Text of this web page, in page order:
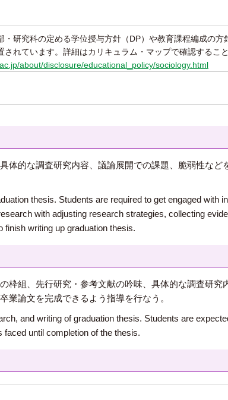
・研究科の定める学位授与方針（DP）や教育課程編成の方
されています。詳細はカリキュラム・マップで確認すること
about/disclosure/educational_policy/sociology.html
的な調査研究内容、議論展開での課題、脆弱性など
thesis. Students are required to get engaged with
with adjusting research strategies, collecting
writing up graduation thesis.
枠組、先行研究・参考文献の吟味、具体的な調査研究
業論文を完成できるよう指導を行なう。
and writing of graduation thesis. Students are
until completion of the thesis.